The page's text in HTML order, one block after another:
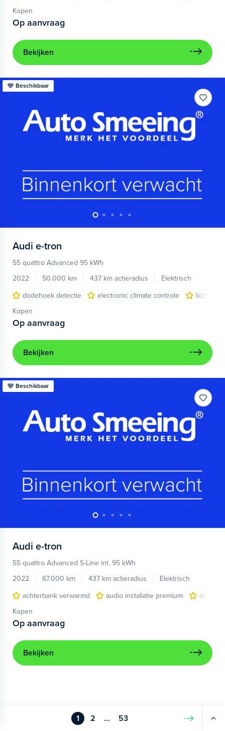
Kopen
Op aanvraag
Bekijken
Beschikbaar
Audi e-tron
55 quattro Advanced 95 kWh
2022
50.000 km 437 km actieradius
Elektrisch
dodehoek detectie
electronic climate controle
Kopen
Op aanvraag
Bekijken
Beschikbaar
Audi e-tron
55 quattro Advanced S-Line int. 95 kWh
2022
67.000 km 437 km actieradius
Elektrisch
achterbank verwarmd
audio installatie premium
Kopen
Op aanvraag
Bekijken
1 2 ... 53 Volgende